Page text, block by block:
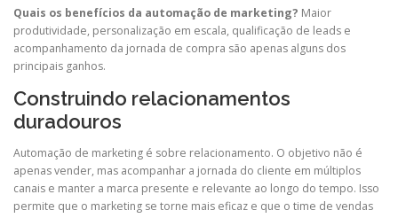
Quais os benefícios da automação de marketing? Maior
produtividade, personalização em escala, qualificação de leads e
acompanhamento da jornada de compra são apenas alguns dos
principais ganhos.
Construindo relacionamentos
duradouros
Automação de marketing é sobre relacionamento. O objetivo não é
apenas vender, mas acompanhar a jornada do cliente em múltiplos
canais e manter a marca presente e relevante ao longo do tempo. Isso
permite que o marketing se torne mais eficaz e que o time de vendas